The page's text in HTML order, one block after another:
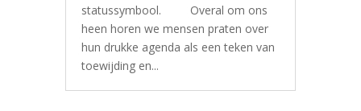
statussymbool. Overal om ons
heen horen we mensen praten over
hun drukke agenda als een teken van
toewijding en...